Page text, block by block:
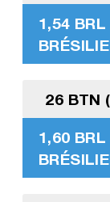
1,54 BRL
26 BTN
1,60 BRL